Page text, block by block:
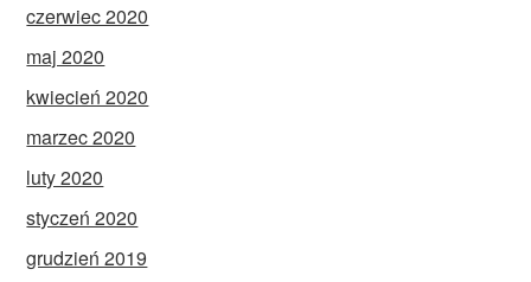
czerwiec 2020
maj 2020
kwiecień 2020
marzec 2020
luty 2020
styczeń 2020
grudzień 2019